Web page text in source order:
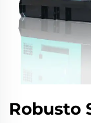
Robusto